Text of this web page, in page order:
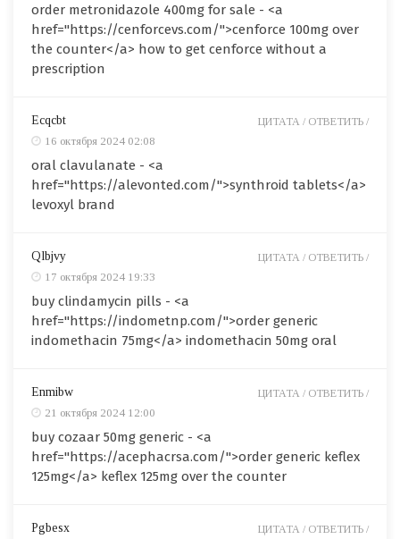
order metronidazole 400mg for sale - <a
href="https://cenforcevs.com/">cenforce 100mg over
the counter</a> how to get cenforce without a
prescription
Ecqcbt
16 октября 2024 02:08
oral clavulanate - <a
href="https://alevonted.com/">synthroid tablets</a>
levoxyl brand
ЦИТАТА / ОТВЕТИТЬ /
Qlbjvy
17 октября 2024 19:33
buy clindamycin pills - <a
href="https://indometnp.com/">order generic
indomethacin 75mg</a> indomethacin 50mg oral
ЦИТАТА / ОТВЕТИТЬ /
Enmibw
21 октября 2024 12:00
buy cozaar 50mg generic - <a
href="https://acephacrsa.com/">order generic keflex
125mg</a> keflex 125mg over the counter
ЦИТАТА / ОТВЕТИТЬ /
Pgbesx
ЦИТАТА / ОТВЕТИТЬ /